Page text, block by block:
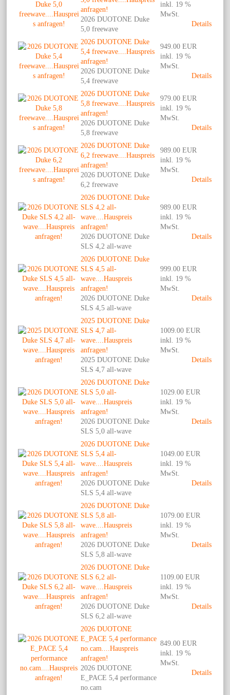
anfragen!
2026 DUOTONE Duke
5,0 freewave
inkl. 19 %
MwSt.
Details
2026 DUOTONE Duke
5,4 freewave....Hauspreis
anfragen!
2026 DUOTONE Duke
5,4 freewave
949.00 EUR
inkl. 19 %
MwSt.
Details
2026 DUOTONE Duke
5,8 freewave....Hauspreis
anfragen!
2026 DUOTONE Duke
5,8 freewave
979.00 EUR
inkl. 19 %
MwSt.
Details
2026 DUOTONE Duke
6,2 freewave....Hauspreis
anfragen!
2026 DUOTONE Duke
6,2 freewave
989.00 EUR
inkl. 19 %
MwSt.
Details
2026 DUOTONE Duke
SLS 4,2 all-
wave....Hauspreis
anfragen!
2026 DUOTONE Duke
SLS 4,2 all-wave
989.00 EUR
inkl. 19 %
MwSt.
Details
2026 DUOTONE Duke
SLS 4,5 all-
wave....Hauspreis
anfragen!
2026 DUOTONE Duke
SLS 4,5 all-wave
999.00 EUR
inkl. 19 %
MwSt.
Details
2025 DUOTONE Duke
SLS 4,7 all-
wave....Hauspreis
anfragen!
2025 DUOTONE Duke
SLS 4,7 all-wave
1009.00 EUR
inkl. 19 %
MwSt.
Details
2026 DUOTONE Duke
SLS 5,0 all-
wave....Hauspreis
anfragen!
2026 DUOTONE Duke
SLS 5,0 all-wave
1029.00 EUR
inkl. 19 %
MwSt.
Details
2026 DUOTONE Duke
SLS 5,4 all-
wave....Hauspreis
anfragen!
2026 DUOTONE Duke
SLS 5,4 all-wave
1049.00 EUR
inkl. 19 %
MwSt.
Details
2026 DUOTONE Duke
SLS 5,8 all-
wave....Hauspreis
anfragen!
2026 DUOTONE Duke
SLS 5,8 all-wave
1079.00 EUR
inkl. 19 %
MwSt.
Details
2026 DUOTONE Duke
SLS 6,2 all-
wave....Hauspreis
anfragen!
2026 DUOTONE Duke
SLS 6,2 all-wave
1109.00 EUR
inkl. 19 %
MwSt.
Details
2026 DUOTONE
E_PACE 5,4 performance
no.cam....Hauspreis
anfragen!
2026 DUOTONE
E_PACE 5,4 performance
no.cam
849.00 EUR
inkl. 19 %
MwSt.
Details